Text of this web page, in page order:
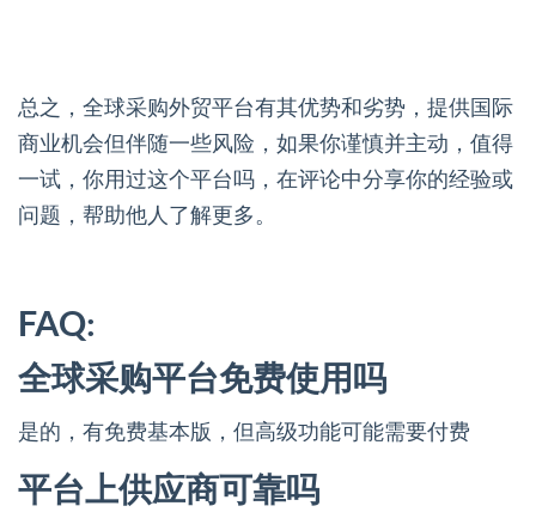
总之，全球采购外贸平台有其优势和劣势，提供国际
商业机会但伴随一些风险，如果你谨慎并主动，值得
一试，你用过这个平台吗，在评论中分享你的经验或
问题，帮助他人了解更多。
FAQ:
全球采购平台免费使用吗
是的，有免费基本版，但高级功能可能需要付费
平台上供应商可靠吗